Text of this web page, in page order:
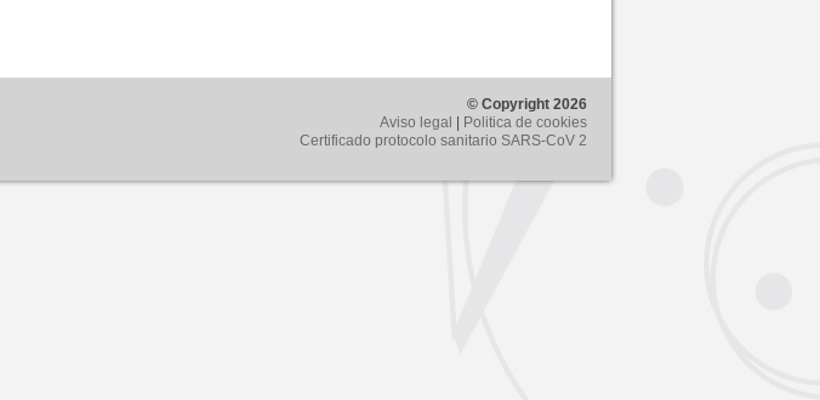
© Copyright 2026
Aviso legal
Politica de cookies
Certificado protocolo sanitario SARS-CoV 2